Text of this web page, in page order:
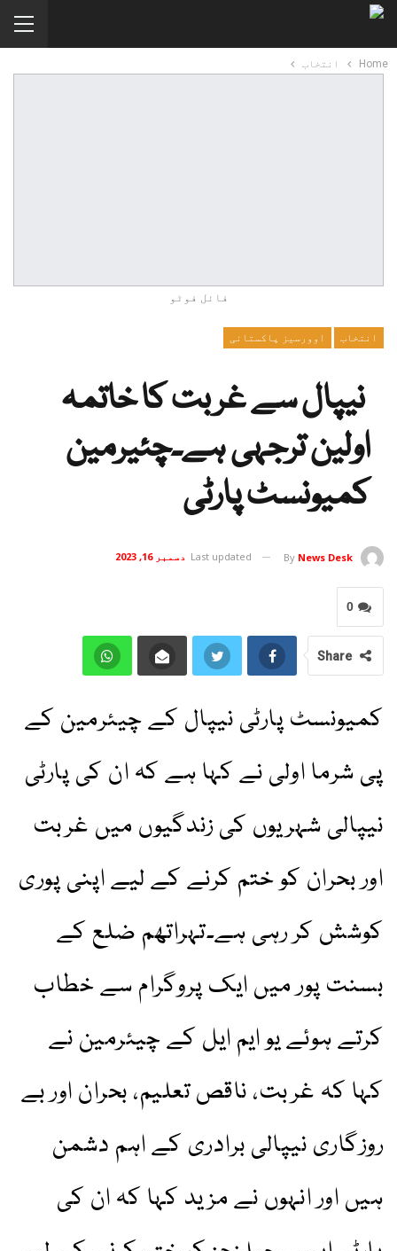
Home انتخاب
فائل فوٹو
انتخاب اوورسیز پاکستانی
نیپال سے غربت کا خاتمہ
اولین ترجہی ہے۔چئیرمین
کمیونسٹ پارٹی
By News Desk
Last updated دسمبر 16, 2023
0
Share
کمیونسٹ پارٹی نیپال کے چیئرمین کے
پی شرما اولی نے کہا ہے کہ ان کی پارٹی
نیپالی شہریوں کی زندگیوں میں غربت
اور بحران کو ختم کرنے کے لیے اپنی پوری
کوشش کر رہی ہے۔تہراتھم ضلع کے
بسنت پور میں ایک پروگرام سے خطاب
کرتے ہوئے یو ایم ایل کے چیئرمین نے
کہا کہ غربت، ناقص تعلیم، بحران اور بے
روزگاری نیپالی برادری کے اہم دشمن
ہیں اور انہوں نے مزید کہا کہ ان کی